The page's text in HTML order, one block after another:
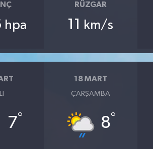
hpa
RÜZGAR
11 km/s
7°
18 MART
ÇARŞAMBA
8°